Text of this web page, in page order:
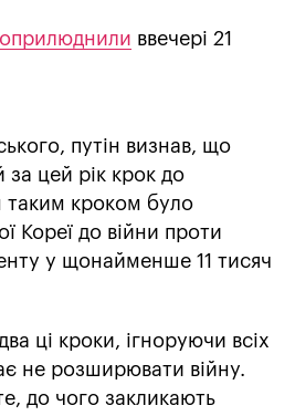
оприлюднили ввечері 21
путін визнав, що
цей рік крок до
таким кроком було
Кореї до війни проти
у щонайменше 11 тисяч
ці кроки, ігноруючи всіх
не розширювати війну.
до чого закликають